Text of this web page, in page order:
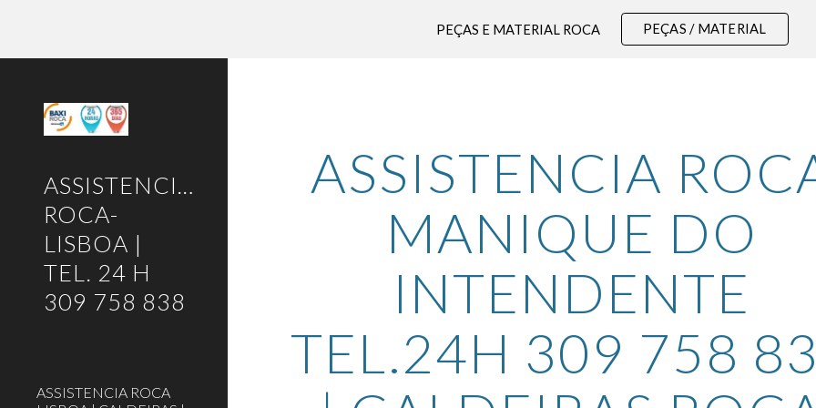
Skip to main content Skip to
PEÇAS E MATERIAL ROCA PEÇAS / MATERIAL
ASSISTENCIA-
ROCA-
LISBOA |
TEL. 24 H
309 758 838
ASSISTENCIA ROCA
ASSISTENCIA
MANIQUE DO
INTENDENTE
TEL.24H 309 758